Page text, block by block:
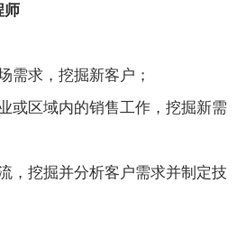
师
需求 ，挖掘新客户；
或区域内的销售工作 ，挖掘新需
， 挖掘并分析客户需求并制定技